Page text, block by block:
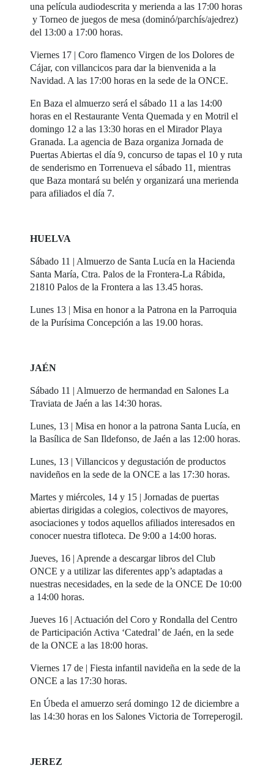
una película audiodescrita y merienda a las 17:00 horas
y Torneo de juegos de mesa (dominó/parchís/ajedrez)
del 13:00 a 17:00 horas.
Viernes 17 | Coro flamenco Virgen de los Dolores de
Cájar, con villancicos para dar la bienvenida a la
Navidad. A las 17:00 horas en la sede de la ONCE.
En Baza el almuerzo será el sábado 11 a las 14:00
horas en el Restaurante Venta Quemada y en Motril el
domingo 12 a las 13:30 horas en el Mirador Playa
Granada. La agencia de Baza organiza Jornada de
Puertas Abiertas el día 9, concurso de tapas el 10 y ruta
de senderismo en Torrenueva el sábado 11, mientras
que Baza montará su belén y organizará una merienda
para afiliados el día 7.
HUELVA
Sábado 11 | Almuerzo de Santa Lucía en la Hacienda
Santa María, Ctra. Palos de la Frontera-La Rábida,
21810 Palos de la Frontera a las 13.45 horas.
Lunes 13 | Misa en honor a la Patrona en la Parroquia
de la Purísima Concepción a las 19.00 horas.
JAÉN
Sábado 11 | Almuerzo de hermandad en Salones La
Traviata de Jaén a las 14:30 horas.
Lunes, 13 | Misa en honor a la patrona Santa Lucía, en
la Basílica de San Ildefonso, de Jaén a las 12:00 horas.
Lunes, 13 | Villancicos y degustación de productos
navideños en la sede de la ONCE a las 17:30 horas.
Martes y miércoles, 14 y 15 | Jornadas de puertas
abiertas dirigidas a colegios, colectivos de mayores,
asociaciones y todos aquellos afiliados interesados en
conocer nuestra tifloteca. De 9:00 a 14:00 horas.
Jueves, 16 | Aprende a descargar libros del Club
ONCE y a utilizar las diferentes app’s adaptadas a
nuestras necesidades, en la sede de la ONCE De 10:00
a 14:00 horas.
Jueves 16 | Actuación del Coro y Rondalla del Centro
de Participación Activa ‘Catedral’ de Jaén, en la sede
de la ONCE a las 18:00 horas.
Viernes 17 de | Fiesta infantil navideña en la sede de la
ONCE a las 17:30 horas.
En Úbeda el amuerzo será domingo 12 de diciembre a
las 14:30 horas en los Salones Victoria de Torreperogil.
JEREZ